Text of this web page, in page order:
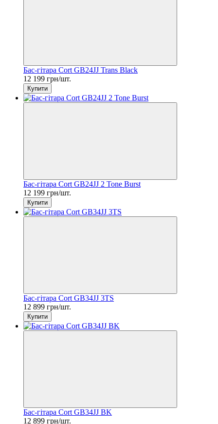
Бас-гітара Cort GB24JJ Trans Black
12 199 грн/шт.
Купити
Бас-гітара Cort GB24JJ 2 Tone Burst
12 199 грн/шт.
Купити
Бас-гітара Cort GB34JJ 3TS
12 899 грн/шт.
Купити
Бас-гітара Cort GB34JJ BK
12 899 грн/шт.